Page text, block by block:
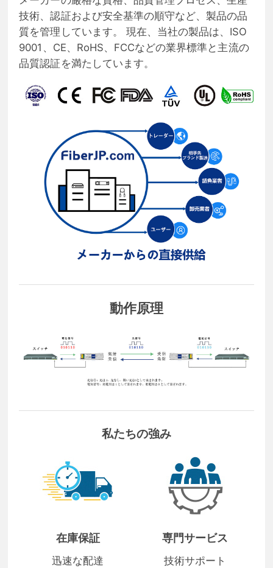
技術、認証および安全基準の順守など、製品の品
質を管理しています。 現在、当社の製品は、ISO
9001、CE、RoHS、FCCなどの業界標準と主流の
品質認証を満たしています。
動作原理
私たちの強み
在庫保証
迅速な配達
専門サービス
技術サポート